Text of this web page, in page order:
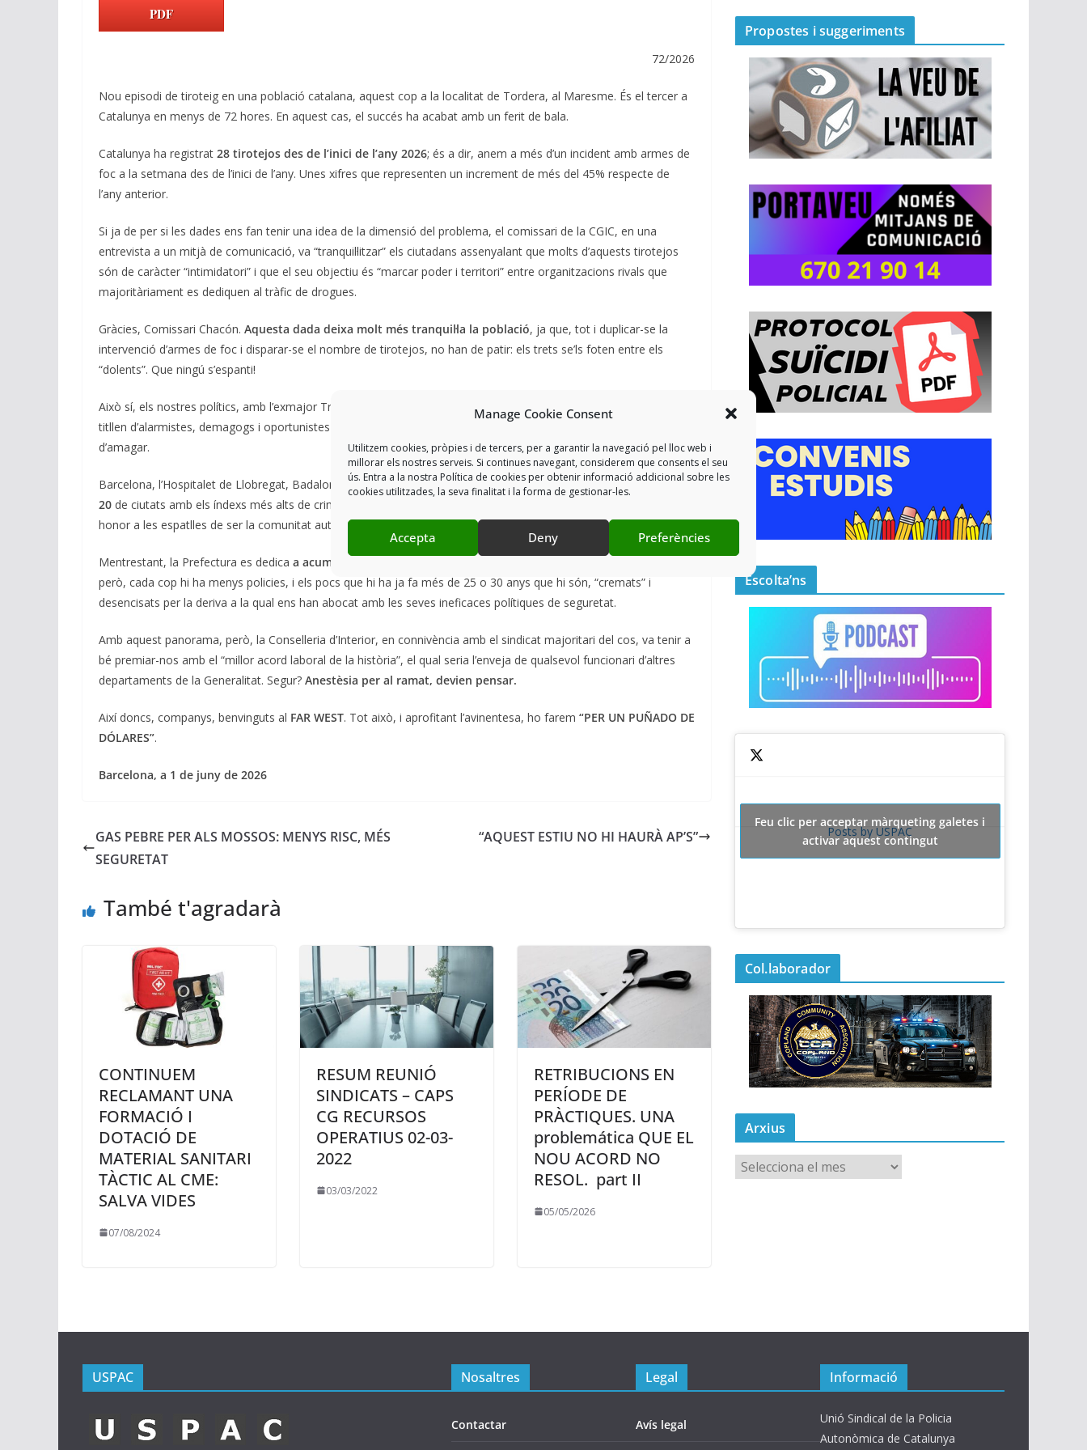
Manage Cookie Consent
Utilitzem cookies, pròpies i de tercers, per a garantir la navegació pel lloc web i
millorar els nostres serveis. Si continues navegant, considerem que consents el seu
ús. Entra a la nostra Política de cookies per obtenir informació addicional sobre les
cookies utilitzades, la seva finalitat i la forma de gestionar-les.
Accepta Deny Preferències
k
e
n
e
b
o
k
p
p
m n
k
PDF
72/2026
Nou episodi de tiroteig en una població catalana, aquest cop a la localitat de Tordera, al Maresme. És el tercer a
Catalunya en menys de 72 hores. En aquest cas, el succés ha acabat amb un ferit de bala.
Catalunya ha registrat 28 tirotejos des de l’inici de l’any 2026; és a dir, anem a més d’un incident amb armes de
foc a la setmana des de l’inici de l’any. Unes xifres que representen un increment de més del 45% respecte de
l’any anterior.
Si ja de per si les dades ens fan tenir una idea de la dimensió del problema, el comissari de la CGIC, en una
entrevista a un mitjà de comunicació, va “tranquil·litzar” els ciutadans assenyalant que molts d’aquests tirotejos
són de caràcter “intimidatori” i que el seu objectiu és “marcar poder i territori” entre organitzacions rivals que
majoritàriament es dediquen al tràfic de drogues.
Gràcies, Comissari Chacón. Aquesta dada deixa molt més tranquil·la la població, ja que, tot i duplicar-se la
intervenció d’armes de foc i disparar-se el nombre de tirotejos, no han de patir: els trets se’ls foten entre els
“dolents”. Que ningú s’espanti!
Això sí, els nostres polítics, amb l’exmajor Trapero al capdavant, s’afanyen a dir que es tracta de fets puntuals i
titllen d’alarmistes, demagogs i oportunistes aquells que posen de manifest una realitat que ja els és impossible
d’amagar.
Barcelona, l’Hospitalet de Llobregat, Badalona, Salt, Figueres i un llarg etcètera de poblacions catalanes enel top
20 de ciutats amb els índexs més alts de criminalitat de l’Estat, i no precisament per delictes lleus, i amb el dubtós
honor a les espatlles de ser la comunitat autònoma amb major nombre de delictes convencionals d’Espanya.
Mentrestant, la Prefectura es dedica a acumular funcionaris als despatxos
però, cada cop hi ha menys policies, i els pocs que hi ha ja fa més de 25 o 30 anys que hi són, “cremats” i
desencisats per la deriva a la qual ens han abocat amb les seves ineficaces polítiques de seguretat.
Amb aquest panorama, però, la Conselleria d’Interior, en connivència amb el sindicat majoritari del cos, va tenir a
bé premiar-nos amb el “millor acord laboral de la història”, el qual seria l’enveja de qualsevol funcionari d’altres
departaments de la Generalitat. Segur? Anestèsia per al ramat, devien pensar.
Així doncs, companys, benvinguts al FAR WEST. Tot això, i aprofitant l’avinentesa, ho farem “PER UN PUÑADO DE
DÓLARES”.
Barcelona, a 1 de juny de 2026
GAS PEBRE PER ALS MOSSOS: MENYS RISC, MÉS
SEGURETAT
“AQUEST ESTIU NO HI HAURÀ AP’S”
També t'agradarà
CONTINUEM
RECLAMANT UNA
FORMACIÓ I
DOTACIÓ DE
MATERIAL SANITARI
TÀCTIC AL CME:
SALVA VIDES
07/08/2024
RESUM REUNIÓ
SINDICATS – CAPS
CG RECURSOS
OPERATIUS 02-03-
2022
03/03/2022
RETRIBUCIONS EN
PERÍODE DE
PRÀCTIQUES. UNA
problemática QUE EL
NOU ACORD NO
RESOL. part II
05/05/2026
Propostes i suggeriments
Escolta’ns
Posts by USPAC
Feu clic per acceptar màrqueting galetes i
activar aquest contingut
Col.laborador
Arxius
r
USPAC Nosaltres
Contactar
Legal
Avís legal
Informació
Unió Sindical de la Policia
Autonòmica de Catalunya